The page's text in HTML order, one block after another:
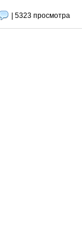
| 5323 просмотра